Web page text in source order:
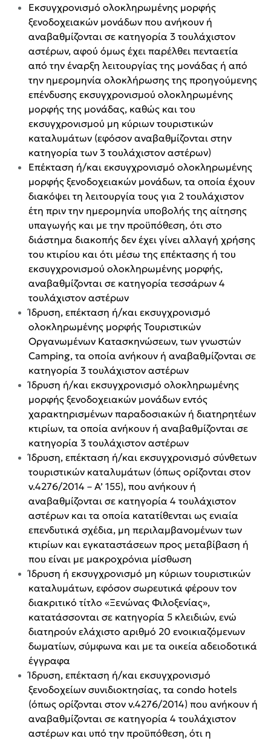
Εκσυγχρονισμό ολοκληρωμένης μορφής
ξενοδοχειακών μονάδων που ανήκουν ή
αναβαθμίζονται σε κατηγορία 3 τουλάχιστον
αστέρων, αφού όμως έχει παρέλθει πενταετία
από την έναρξη λειτουργίας της μονάδας ή από
την ημερομηνία ολοκλήρωσης της προηγούμενης
επένδυσης εκσυγχρονισμού ολοκληρωμένης
μορφής της μονάδας, καθώς και του
εκσυγχρονισμού μη κύριων τουριστικών
καταλυμάτων (εφόσον αναβαθμίζονται στην
κατηγορία των 3 τουλάχιστον αστέρων)
Επέκταση ή/και εκσυγχρονισμό ολοκληρωμένης
μορφής ξενοδοχειακών μονάδων, τα οποία έχουν
διακόψει τη λειτουργία τους για 2 τουλάχιστον
έτη πριν την ημερομηνία υποβολής της αίτησης
υπαγωγής και με την προϋπόθεση, ότι στο
διάστημα διακοπής δεν έχει γίνει αλλαγή χρήσης
του κτιρίου και ότι μέσω της επέκτασης ή του
εκσυγχρονισμού ολοκληρωμένης μορφής,
αναβαθμίζονται σε κατηγορία τεσσάρων 4
τουλάχιστον αστέρων
Ίδρυση, επέκταση ή/και εκσυγχρονισμό
ολοκληρωμένης μορφής Τουριστικών
Οργανωμένων Κατασκηνώσεων, των γνωστών
Camping, τα οποία ανήκουν ή αναβαθμίζονται σε
κατηγορία 3 τουλάχιστον αστέρων
Ίδρυση ή/και εκσυγχρονισμό ολοκληρωμένης
μορφής ξενοδοχειακών μονάδων εντός
χαρακτηρισμένων παραδοσιακών ή διατηρητέων
κτιρίων, τα οποία ανήκουν ή αναβαθμίζονται σε
κατηγορία 3 τουλάχιστον αστέρων
Ίδρυση, επέκταση ή/και εκσυγχρονισμό σύνθετων
τουριστικών καταλυμάτων (όπως ορίζονται στον
ν.4276/2014 – Α’ 155), που ανήκουν ή
αναβαθμίζονται σε κατηγορία 4 τουλάχιστον
αστέρων και τα οποία κατατίθενται ως ενιαία
επενδυτικά σχέδια, μη περιλαμβανομένων των
κτιρίων και εγκαταστάσεων προς μεταβίβαση ή
που είναι με μακροχρόνια μίσθωση
Ίδρυση ή εκσυγχρονισμό μη κύριων τουριστικών
καταλυμάτων, εφόσον σωρευτικά φέρουν τον
διακριτικό τίτλο «Ξενώνας Φιλοξενίας»,
κατατάσσονται σε κατηγορία 5 κλειδιών, ενώ
διατηρούν ελάχιστο αριθμό 20 ενοικιαζόμενων
δωματίων, σύμφωνα και με τα οικεία αδειοδοτικά
έγγραφα
Ίδρυση, επέκταση ή/και εκσυγχρονισμό
ξενοδοχείων συνιδιοκτησίας, τα condo hotels
(όπως ορίζονται στον ν.4276/2014) που ανήκουν ή
αναβαθμίζονται σε κατηγορία 4 τουλάχιστον
αστέρων και υπό την προϋπόθεση, ότι η